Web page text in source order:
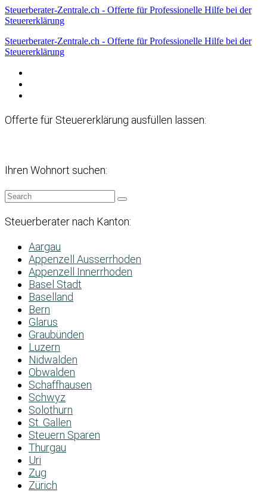
Steuerberater-Zentrale.ch - Offerte für Professionelle Hilfe bei der
Steuererklärung
Steuerberater-Zentrale.ch - Offerte für Professionelle Hilfe bei der
Steuererklärung
Offerte für Steuererklärung ausfüllen lassen:
Ihren Wohnort suchen:
Steuerberater nach Kanton:
Aargau
Appenzell Ausserrhoden
Appenzell Innerrhoden
Basel Stadt
Baselland
Bern
Glarus
Graubünden
Luzern
Nidwalden
Obwalden
Schaffhausen
Schwyz
Solothurn
St. Gallen
Steuern Sparen
Thurgau
Uri
Zug
Zürich